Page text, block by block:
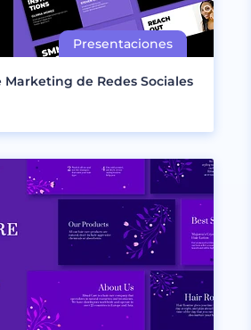
Marketing de Redes Sociales